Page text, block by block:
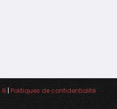
8|Politiques de confidentialité